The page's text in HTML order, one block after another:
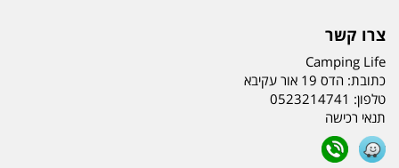
צרו קשר
Camping Life
כתובת: הדס 19 אור עקיבא
טלפון: 0523214741
תנאי רכישה